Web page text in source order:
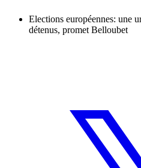
Elections européennes: une
détenus, promet Belloubet